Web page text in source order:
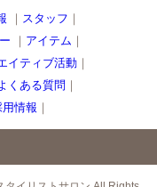
｜ スタッフ ｜
｜ アイテム ｜
イティブ活動 ｜
くある質問 ｜
用情報 ｜